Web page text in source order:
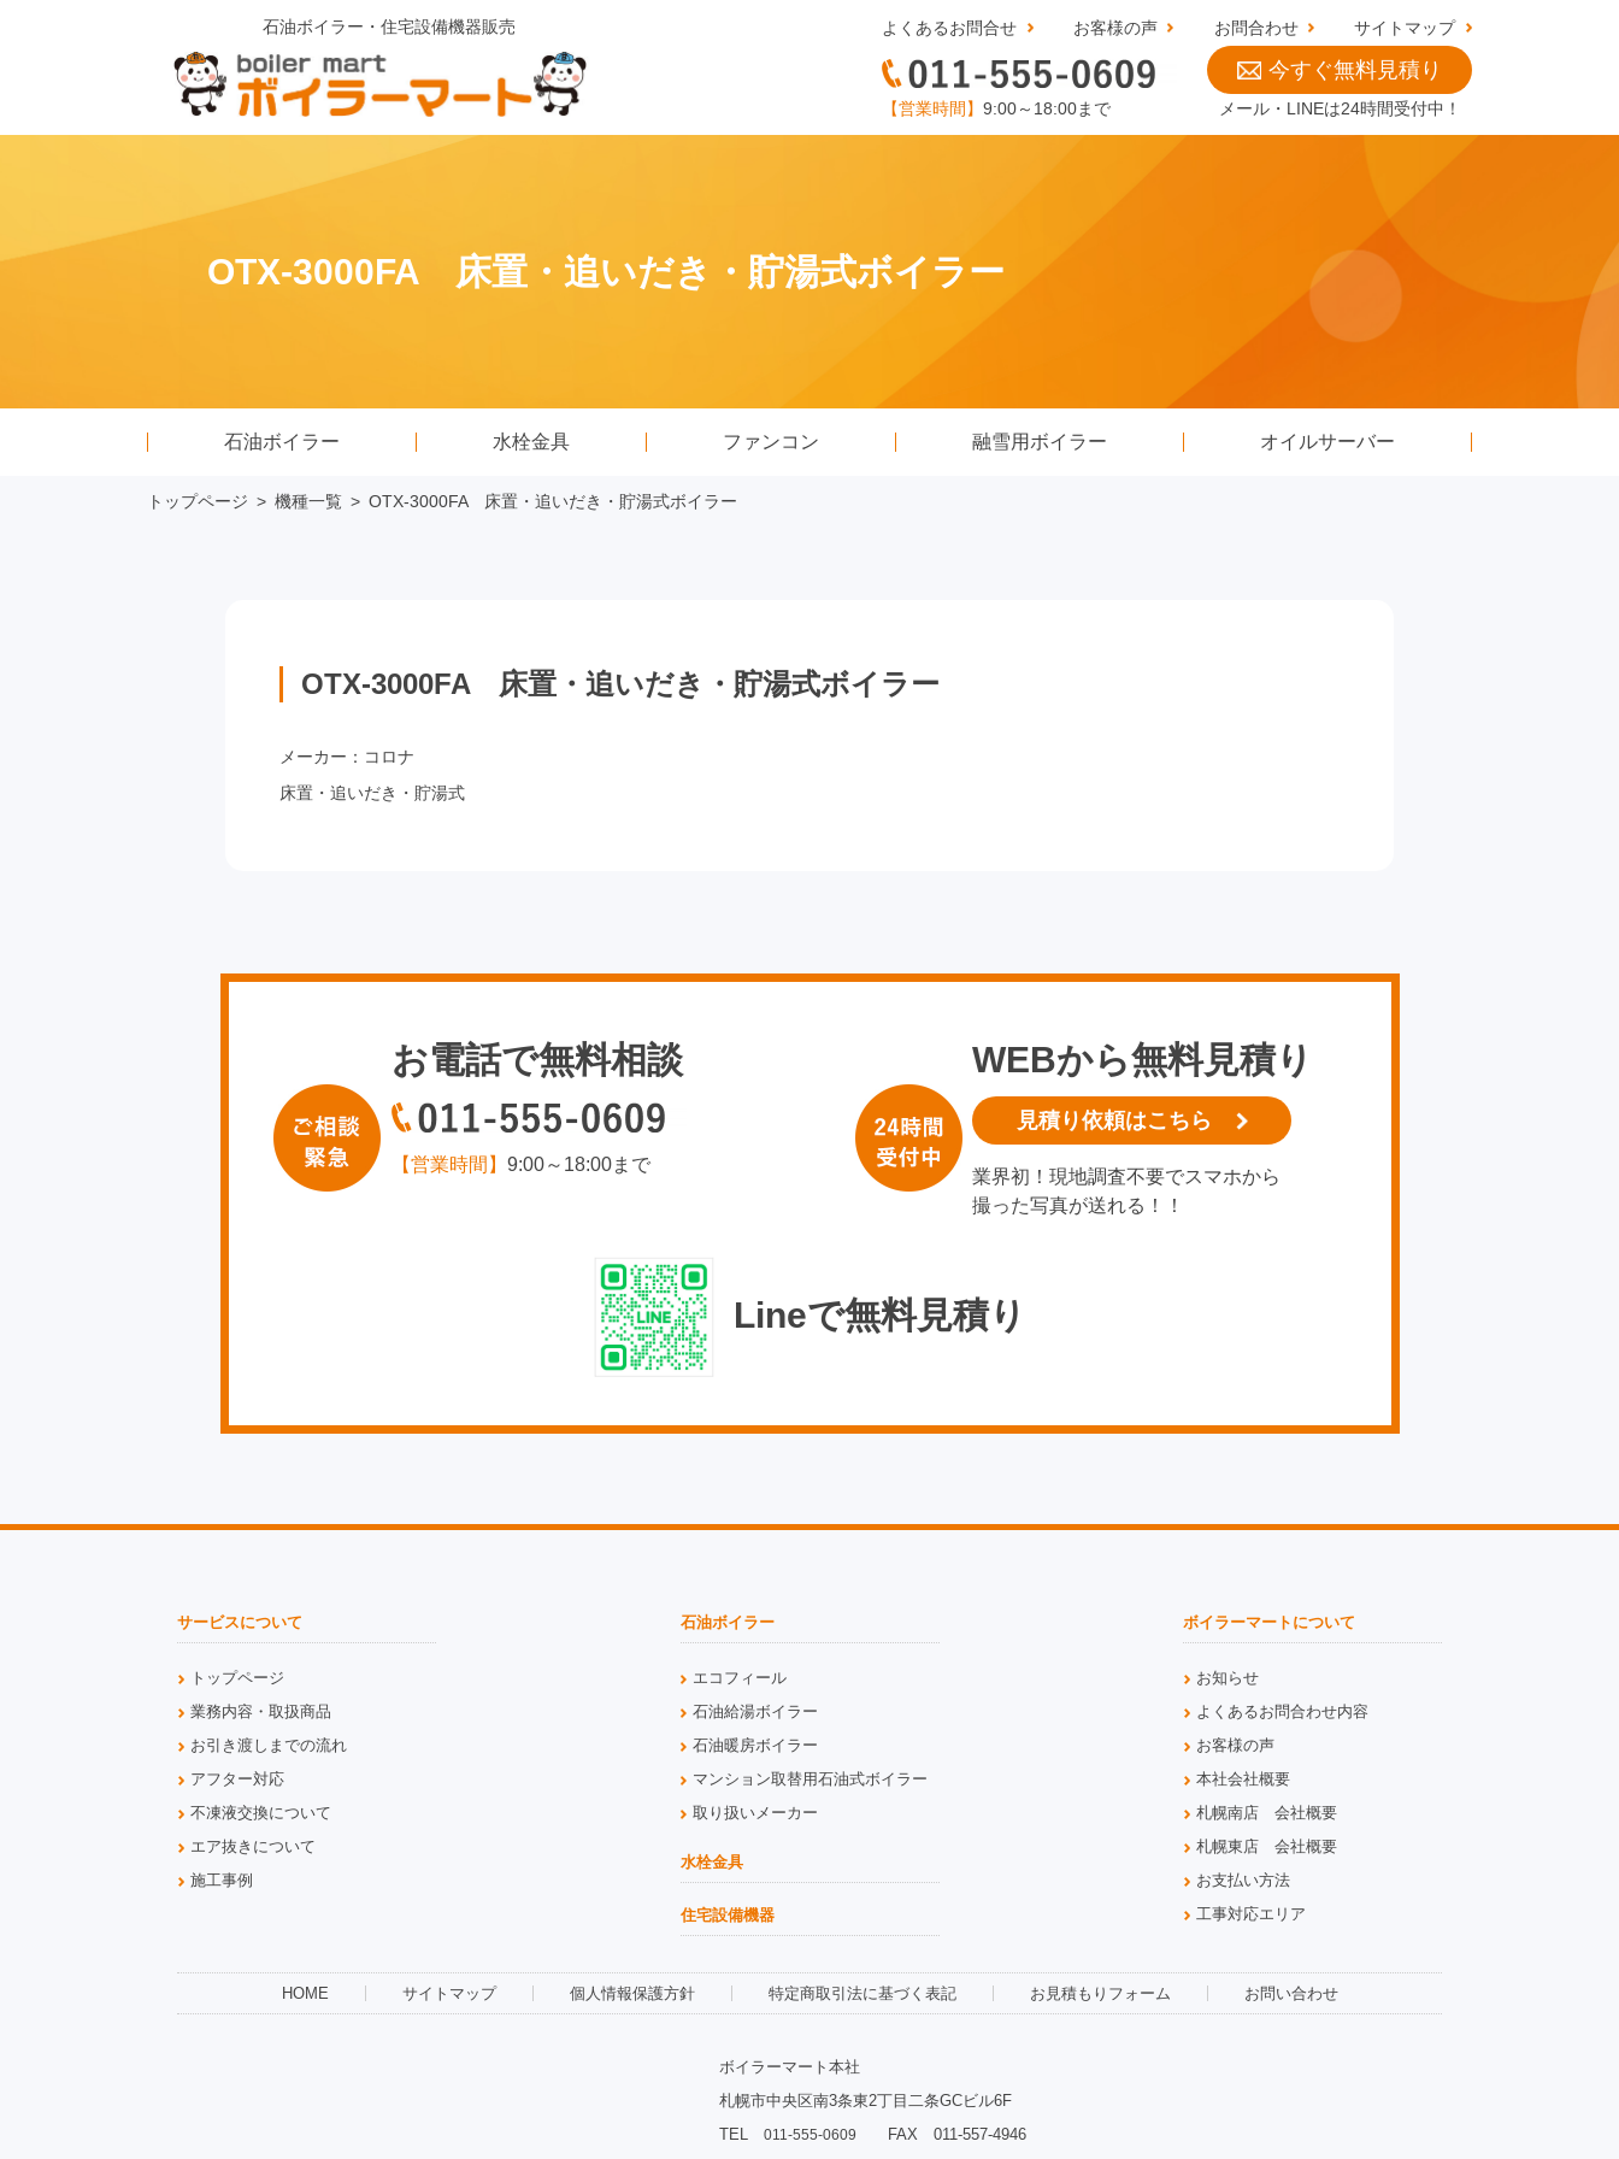
石油ボイラー・住宅設備機器販売 よくあるお問合せ お客様の声 お問合わせ サイトマップ
【営業時間】 9:00～18:00まで
今すぐ無料見積り
メール・LINEは24時間受付中！
OTX-3000FA 床置・追いだき・貯湯式ボイラー
石油ボイラー 水栓金具 ファンコン 融雪用ボイラー オイルサーバー
トップページ > 機種一覧 > OTX-3000FA 床置・追いだき・貯湯式ボイラー
OTX-3000FA 床置・追いだき・貯湯式ボイラー
メーカー：コロナ
床置・追いだき・貯湯式
お電話で無料相談
【営業時間】 9:00～18:00まで
WEBから無料見積り
見積り依頼はこちら
業界初！現地調査不要でスマホから
撮った写真が送れる！！
Lineで無料見積り
サービスについて
トップページ
業務内容・取扱商品
お引き渡しまでの流れ
アフター対応
不凍液交換について
エア抜きについて
施工事例
石油ボイラー
エコフィール
石油給湯ボイラー
石油暖房ボイラー
マンション取替用石油式ボイラー
取り扱いメーカー
水栓金具
住宅設備機器
ボイラーマートについて
お知らせ
よくあるお問合わせ内容
お客様の声
本社会社概要
札幌南店 会社概要
札幌東店 会社概要
お支払い方法
工事対応エリア
HOME サイトマップ 個人情報保護方針 特定商取引法に基づく表記 お見積もりフォーム お問い合わせ
ボイラーマート本社
札幌市中央区南3条東2丁目二条GCビル6F
TEL 011-555-0609 FAX 011-557-4946